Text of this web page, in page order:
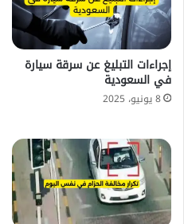
إجراءات التبليغ عن سرقة سيارة
في السعودية
8 يونيو، 2025